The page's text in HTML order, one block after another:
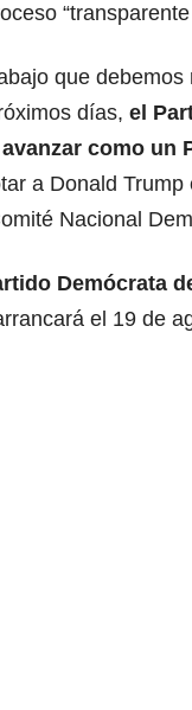
que
días, el
como un
a Donald
Nacional
Demócrata
el 19 de